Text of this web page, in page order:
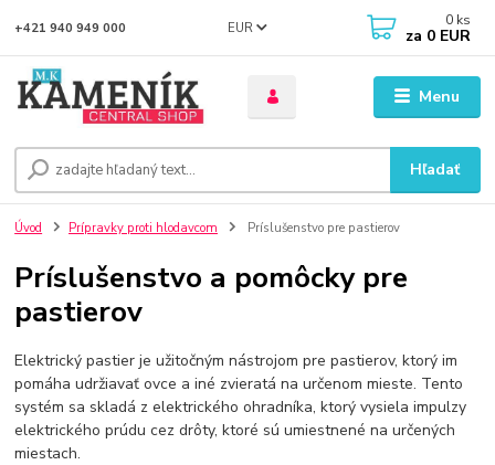
Menu
EUR
Hľadať
+421 940 949 000 0 ks
za 0 EUR
Úvod Prípravky proti hlodavcom Príslušenstvo pre pastierov
Príslušenstvo a pomôcky pre
pastierov
Elektrický pastier je užitočným nástrojom pre pastierov, ktorý im
pomáha udržiavať ovce a iné zvieratá na určenom mieste. Tento
systém sa skladá z elektrického ohradníka, ktorý vysiela impulzy
elektrického prúdu cez drôty, ktoré sú umiestnené na určených
miestach.